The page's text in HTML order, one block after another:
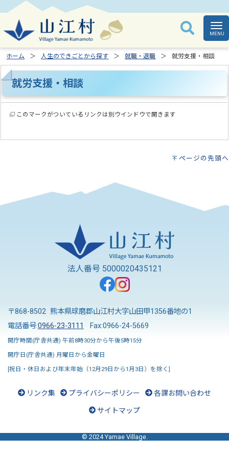
ホーム 人生のできごとから探す 就職・退職 就労支援・相談
就労支援・相談
このマークがついているリンクは別ウインドウで開きます
ページの先頭へ
法人番号 5000020435121
〒868-8502 熊本県球磨郡山江村大字山田甲1356番地の1
電話番号:0966-23-3111 Fax:0966-24-5669
開庁時間(庁舎共通) 午前8時30分から午後5時15分
開庁日(庁舎共通) 月曜日から金曜日
[祝日・休日および年末年始（12月29日から1月3日）を除く]
リンク集 プライバシーポリシー 各課お問い合わせ
サイトマップ
© 2024 Yamae Village.